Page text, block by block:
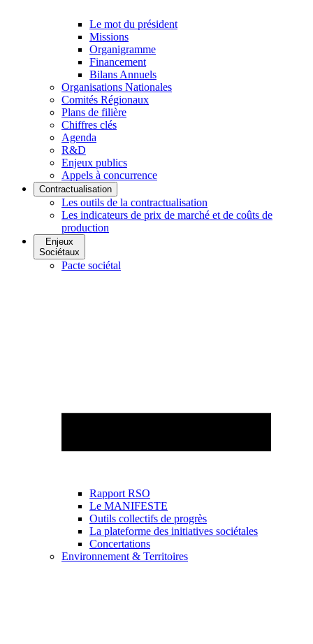
Le mot du président
Missions
Organigramme
Financement
Bilans Annuels
Organisations Nationales
Comités Régionaux
Plans de filière
Chiffres clés
Agenda
R&D
Enjeux publics
Appels à concurrence
Contractualisation
Les outils de la contractualisation
Les indicateurs de prix de marché et de coûts de
production
Enjeux
Sociétaux
Pacte sociétal
Rapport RSO
Le MANIFESTE
Outils collectifs de progrès
La plateforme des initiatives sociétales
Concertations
Environnement & Territoires